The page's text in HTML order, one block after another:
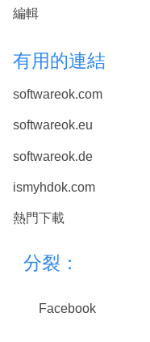
編輯
有用的連結
softwareok.com
softwareok.eu
softwareok.de
ismyhdok.com
熱門下載
分裂：
Facebook